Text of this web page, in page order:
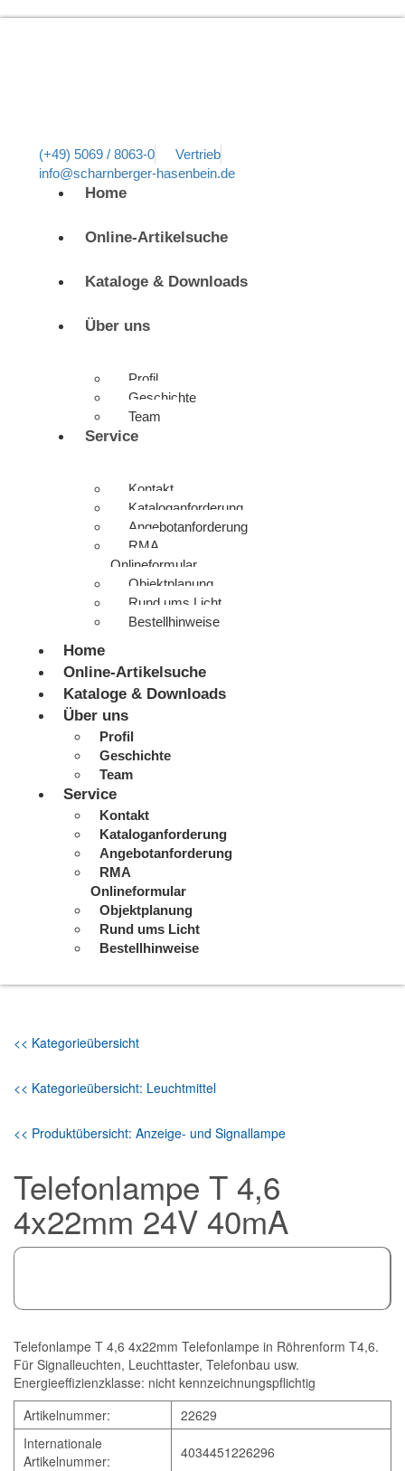
(+49) 5069 / 8063-0
Vertrieb
info@scharnberger-hasenbein.de
Home
Online-Artikelsuche
Kataloge & Downloads
Über uns
Profil
Geschichte
Team
Service
Kontakt
Kataloganforderung
Angebotanforderung
RMA
Onlineformular
Objektplanung
Rund ums Licht
Bestellhinweise
Home
Online-Artikelsuche
Kataloge & Downloads
Über uns
Profil
Geschichte
Team
Service
Kontakt
Kataloganforderung
Angebotanforderung
RMA
Onlineformular
Objektplanung
Rund ums Licht
Bestellhinweise
<< Kategorieübersicht
<< Kategorieübersicht: Leuchtmittel
<< Produktübersicht: Anzeige- und Signallampe
Telefonlampe T 4,6
4x22mm 24V 40mA
Telefonlampe T 4,6 4x22mm Telefonlampe in Röhrenform T4,6.
Für Signalleuchten, Leuchttaster, Telefonbau usw.
Energieeffizienzklasse: nicht kennzeichnungspflichtig
Artikelnummer:
22629
Internationale
Artikelnummer:
4034451226296